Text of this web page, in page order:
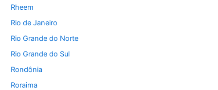
Rheem
Rio de Janeiro
Rio Grande do Norte
Rio Grande do Sul
Rondônia
Roraima